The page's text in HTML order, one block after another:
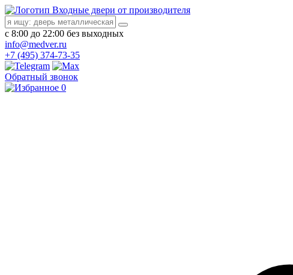
Входные двери от производителя
с 8:00 до 22:00 без выходных
info@medver.ru
+7 (495) 374-73-35
Обратный звонок
0